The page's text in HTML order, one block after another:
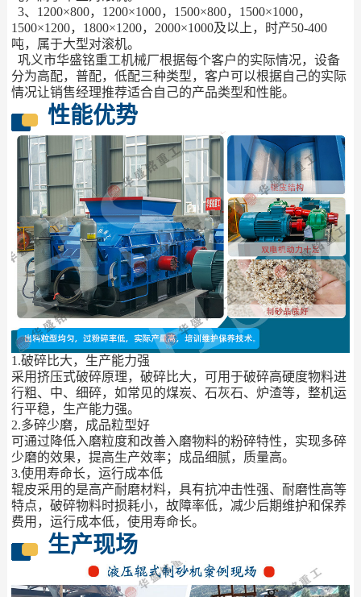
3、1200×800，1200×1000，1500×800，1500×1000，
1500×1200，1800×1200，2000×1000及以上，时产50-400
吨，属于大型对滚机。
巩义市华盛铭重工机械厂根据每个客户的实际情况，设备
分为高配，普配，低配三种类型，客户可以根据自己的实际
情况让销售经理推荐适合自己的产品类型和性能。
性能优势
1.破碎比大，生产能力强
采用挤压式破碎原理，破碎比大，可用于破碎高硬度物料进
行粗、中、细碎，如常见的煤炭、石灰石、炉渣等，整机运
行平稳，生产能力强。
2.多碎少磨，成品粒型好
可通过降低入磨粒度和改善入磨物料的粉碎特性，实现多碎
少磨的效果，提高生产效率；成品细腻，质量高。
3.使用寿命长，运行成本低
辊皮采用的是高产耐磨材料，具有抗冲击性强、耐磨性高等
特点，破碎物料时损耗小，故障率低，减少后期维护和保养
费用，运行成本低，使用寿命长。
生产现场